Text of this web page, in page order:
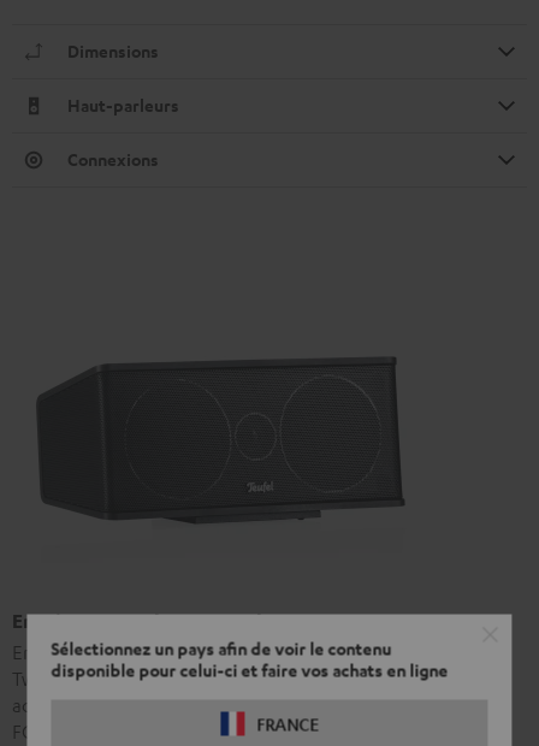
Sélectionnez un pays afin de voir le contenu
disponible pour celui-ci et faire vos achats en ligne
FRANCE
Dimensions
Haut-parleurs
Connexions
Enceinte centrale CS 35 C Mk3
Enceinte satellite à deux voies avec mediums 80 mm et
Tweeters 19 mm de grande précision. La conception
acoustique est identique à celle de l’enceinte satellite CS 35
FCR Mk3.